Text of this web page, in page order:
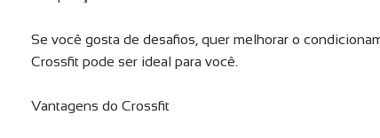
Se você gosta de desafios, quer melhorar o
Crossfit pode ser ideal para você.
Vantagens do Crossfit